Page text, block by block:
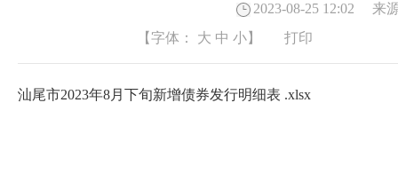
2023-08-25 12:02 来
【字体： 大 中 小】 打印
汕尾市2023年8月下旬新增债券发行明细表 .xlsx